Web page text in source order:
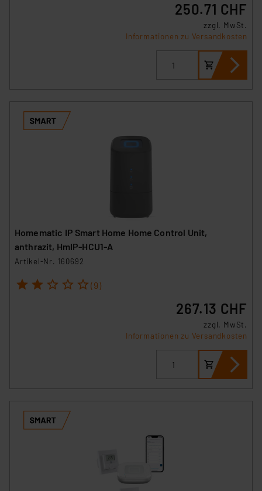
250.71 CHF
zzgl. MwSt.
Informationen zu Versandkosten
Homematic IP Smart Home Home Control Unit,
anthrazit, HmIP-HCU1-A
Artikel-Nr. 160692
1 2 3 4 5 (9)
267.13 CHF
zzgl. MwSt.
Informationen zu Versandkosten